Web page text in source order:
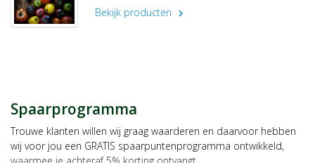
Bekijk producten chevron_right
Spaarprogramma
Trouwe klanten willen wij graag waarderen en daarvoor hebben
wij voor jou een GRATIS spaarpuntenprogramma ontwikkeld,